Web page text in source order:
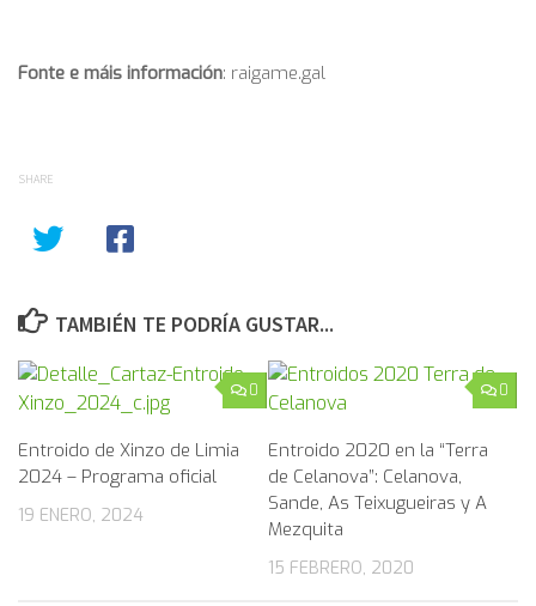
Fonte e máis información: raigame.gal
SHARE
TAMBIÉN TE PODRÍA GUSTAR...
0
Entroido de Xinzo de Limia
2024 – Programa oficial
19 ENERO, 2024
0
Entroido 2020 en la “Terra
de Celanova”: Celanova,
Sande, As Teixugueiras y A
Mezquita
15 FEBRERO, 2020